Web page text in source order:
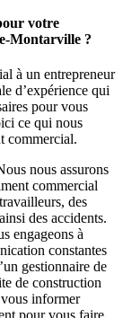
votre
Montarville ?
à un entrepreneur
d’expérience qui
pour vous
ce qui nous
commercial.
nous assurons
commercial
des
des accidents.
engageons à
constantes
gestionnaire de
de construction
informer